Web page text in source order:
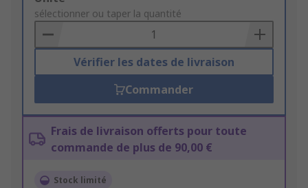
to
Basket
sélectionner ou taper la quantité
Vérifier les dates de livraison
Commander
Frais de livraison offerts pour toute
commande de plus de 90,00 €
Stock limité